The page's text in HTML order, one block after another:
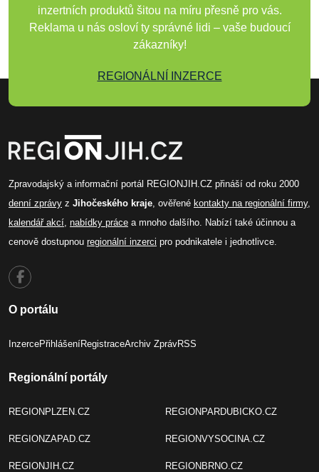
inzertních produktů šitou na míru přesně pro vás.
Reklama u nás osloví ty správné lidi – vaše budoucí
zákazníky!
REGIONÁLNÍ INZERCE
Zpravodajský a informační portál REGIONJIH.CZ přináší od roku 2000
denní zprávy z Jihočeského kraje, ověřené kontakty na regionální firmy,
kalendář akcí, nabídky práce a mnoho dalšího. Nabízí také účinnou a
cenově dostupnou regionální inzerci pro podnikatele i jednotlivce.
O portálu
InzercePřihlášeníRegistraceArchiv ZprávRSS
Regionální portály
REGIONPLZEN.CZ
REGIONZAPAD.CZ
REGIONJIH.CZ
REGIONPARDUBICKO.CZ
REGIONVYSOCINA.CZ
REGIONBRNO.CZ